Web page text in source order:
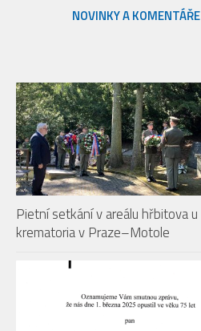
NOVINKY A KOMENTÁŘE
Pietní setkání v areálu hřbitova u
krematoria v Praze–Motole